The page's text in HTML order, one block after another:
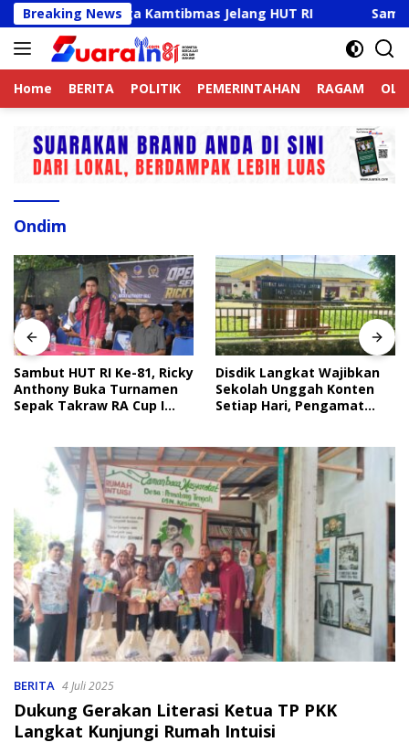
Langsung
ke
konten
Breaking News
Aktif Jaga Kamtibmas Jelang HUT RI Sambut HUT
Home BERITA POLITIK PEMERINTAHAN RAGAM
Ondim
Sambut HUT RI Ke-81, Ricky
Anthony Buka Turnamen
Sepak Takraw RA Cup I
Disdik Langkat Wajibkan
Sekolah Unggah Konten
Setiap Hari, Pengamat
BERITA 4 Juli 2025
Dukung Gerakan Literasi Ketua TP PKK
Langkat Kunjungi Rumah Intuisi